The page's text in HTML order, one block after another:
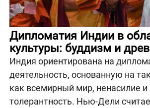
Дипломатия Индии в
культуры: буддизм и
Индия ориентирована на
деятельность, основанную на
как всемирный мир, ненасилие и
толерантность. Нью-Дели